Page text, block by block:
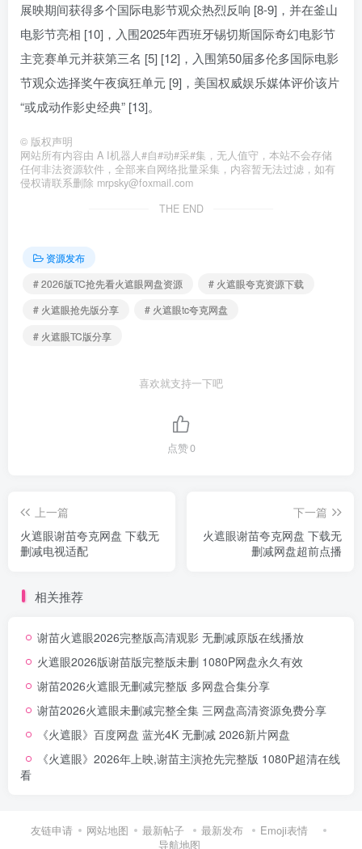
展映期间获得多个国际电影节观众热烈反响 [8-9]，并在釜山
电影节亮相 [10]，入围2025年西班牙锡切斯国际奇幻电影节
主竞赛单元并获第三名 [5] [12]，入围第50届多伦多国际电影
节观众选择奖午夜疯狂单元 [9]，美国权威娱乐媒体评价该片
“或成动作影史经典” [13]。
© 版权声明
网站所有内容由 A I机器人#自#动#采#集，无人值守，本站不会存储
任何非法资源软件，全部来自网络批量采集，内容暂无法过滤，如有
侵权请联系删除 mrpsky@foxmail.com
THE END
资源发布
# 2026版TC抢先看火遮眼网盘资源
# 火遮眼夸克资源下载
# 火遮眼抢先版分享
# 火遮眼tc夸克网盘
# 火遮眼TC版分享
喜欢就支持一下吧
点赞0
上一篇
火遮眼谢苗夸克网盘 下载无
删减电视适配
下一篇
火遮眼谢苗夸克网盘 下载无
删减网盘超前点播
相关推荐
谢苗火遮眼2026完整版高清观影 无删减原版在线播放
火遮眼2026版谢苗版完整版未删 1080P网盘永久有效
谢苗2026火遮眼无删减完整版 多网盘合集分享
谢苗2026火遮眼未删减完整全集 三网盘高清资源免费分享
《火遮眼》百度网盘 蓝光4K 无删减 2026新片网盘
《火遮眼》2026年上映,谢苗主演抢先完整版 1080P超清在线
看
友链申请 网站地图 最新帖子 最新发布
Emoji表情
导航地图